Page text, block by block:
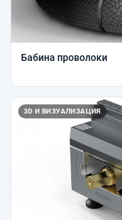
Бабина проволоки
3D И ВИЗУАЛИЗАЦИЯ